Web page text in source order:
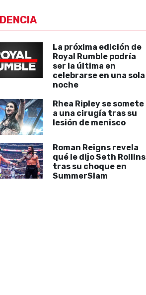
La próxima edición de
Royal Rumble podría
ser la última en
celebrarse en una sola
noche
Rhea Ripley se somete
a una cirugía tras su
lesión de menisco
Roman Reigns revela
qué le dijo Seth Rollins
tras su choque en
SummerSlam